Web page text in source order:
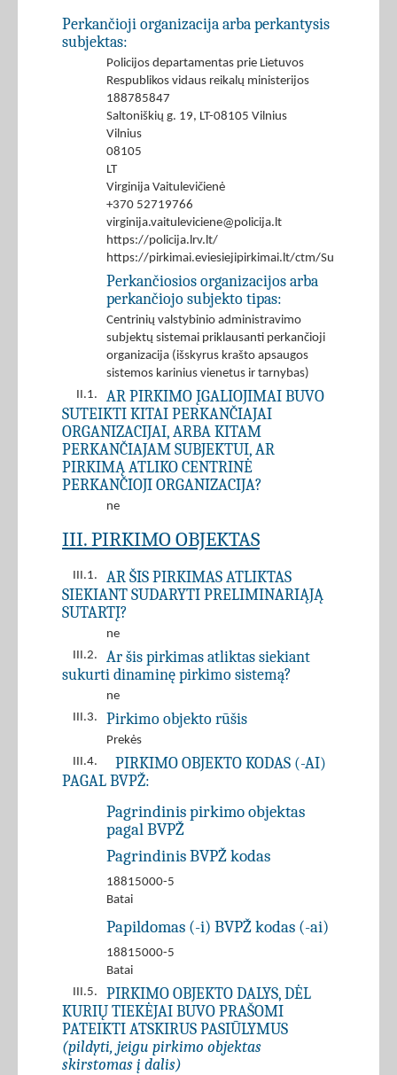
Perkančioji organizacija arba perkantysis
subjektas:
Policijos departamentas prie Lietuvos
Respublikos vidaus reikalų ministerijos
188785847
Saltoniškių g. 19, LT-08105 Vilnius
Vilnius
08105
LT
Virginija Vaitulevičienė
+370 52719766
virginija.vaituleviciene@policija.lt
https://policija.lrv.lt/
https://pirkimai.eviesiejipirkimai.lt/ctm/Supplier/
Perkančiosios organizacijos arba
perkančiojo subjekto tipas:
Centrinių valstybinio administravimo
subjektų sistemai priklausanti perkančioji
organizacija (išskyrus krašto apsaugos
sistemos karinius vienetus ir tarnybas)
II.1.
AR PIRKIMO ĮGALIOJIMAI BUVO
SUTEIKTI KITAI PERKANČIAJAI
ORGANIZACIJAI, ARBA KITAM
PERKANČIAJAM SUBJEKTUI, AR
PIRKIMĄ ATLIKO CENTRINĖ
PERKANČIOJI ORGANIZACIJA?
ne
III. PIRKIMO OBJEKTAS
III.1.
AR ŠIS PIRKIMAS ATLIKTAS
SIEKIANT SUDARYTI PRELIMINARIĄJĄ
SUTARTĮ?
ne
III.2.
Ar šis pirkimas atliktas siekiant
sukurti dinaminę pirkimo sistemą?
ne
III.3.
Pirkimo objekto rūšis
Prekės
III.4.
PIRKIMO OBJEKTO KODAS (-AI)
PAGAL BVPŽ:
Pagrindinis pirkimo objektas
pagal BVPŽ
Pagrindinis BVPŽ kodas
18815000-5
Batai
Papildomas (-i) BVPŽ kodas (-ai)
18815000-5
Batai
III.5.
PIRKIMO OBJEKTO DALYS, DĖL
KURIŲ TIEKĖJAI BUVO PRAŠOMI
PATEIKTI ATSKIRUS PASIŪLYMUS
(pildyti, jeigu pirkimo objektas
skirstomas į dalis)